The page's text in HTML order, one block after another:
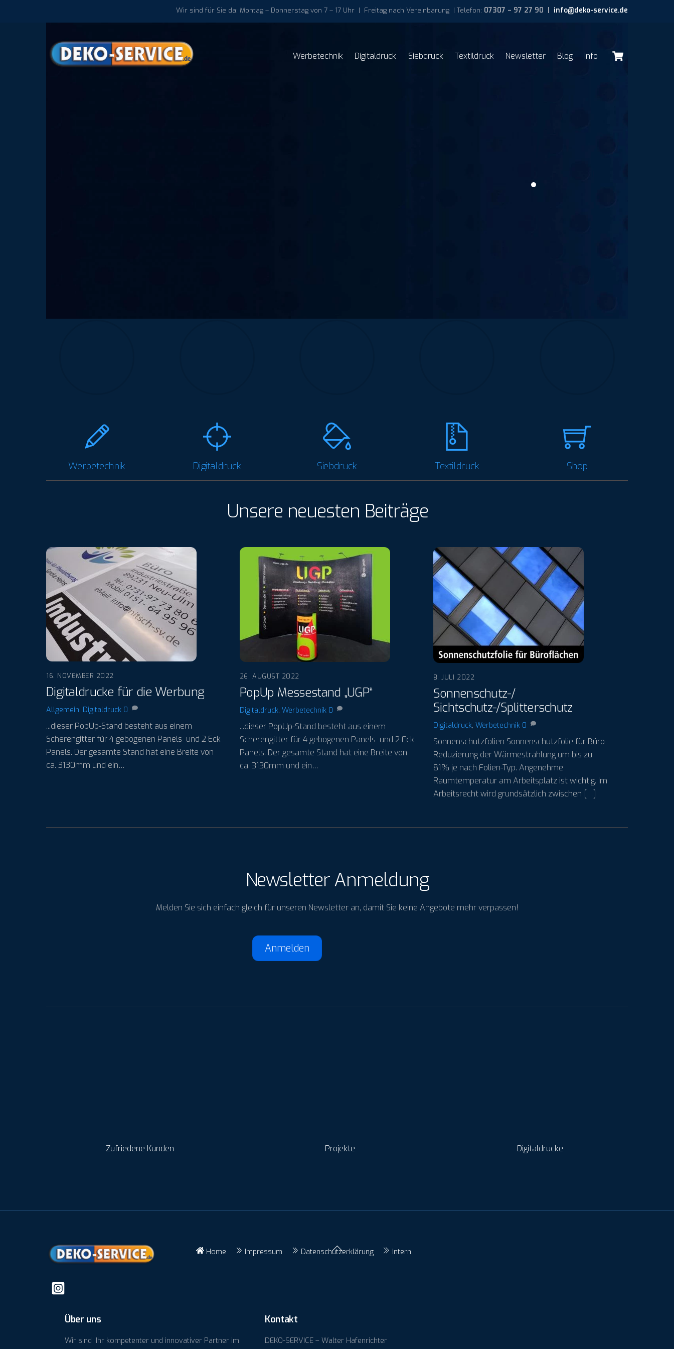
Wir sind für Sie da: Montag – Donnerstag von 7 – 17 Uhr | Freitag nach Vereinbarung | Telefon: 07307 – 97 27 90 | info@deko-service.de
Werbetechnik Digitaldruck Siebdruck Textildruck Newsletter Blog Info
Werbetechnik Digitaldruck Siebdruck Textildruck Shop
Unsere neuesten Beiträge
16. NOVEMBER 2022
Digitaldrucke für die Werbung
Allgemein, Digitaldruck 0
...dieser PopUp-Stand besteht aus einem
Scherengitter für 4 gebogenen Panels und 2 Eck
Panels. Der gesamte Stand hat eine Breite von
ca. 3130mm und ein…
26. AUGUST 2022
PopUp Messestand „UGP“
Digitaldruck, Werbetechnik 0
...dieser PopUp-Stand besteht aus einem
Scherengitter für 4 gebogenen Panels und 2 Eck
Panels. Der gesamte Stand hat eine Breite von
ca. 3130mm und ein…
8. JULI 2022
Sonnenschutz-/
Sichtschutz-/Splitterschutz
Digitaldruck, Werbetechnik 0
Sonnenschutzfolien Sonnenschutzfolie für Büro
Reduzierung der Wärmestrahlung um bis zu
81% je nach Folien-Typ. Angenehme
Raumtemperatur am Arbeitsplatz ist wichtig. Im
Arbeitsrecht wird grundsätzlich zwischen […]
Newsletter Anmeldung
Melden Sie sich einfach gleich für unseren Newsletter an, damit Sie keine Angebote mehr verpassen!
Anmelden
Zufriedene Kunden Projekte Digitaldrucke
Back
Home Impressum Datenschutzerklärung Intern
Über uns
Wir sind Ihr kompetenter und innovativer Partner im
Kontakt
DEKO-SERVICE – Walter Hafenrichter